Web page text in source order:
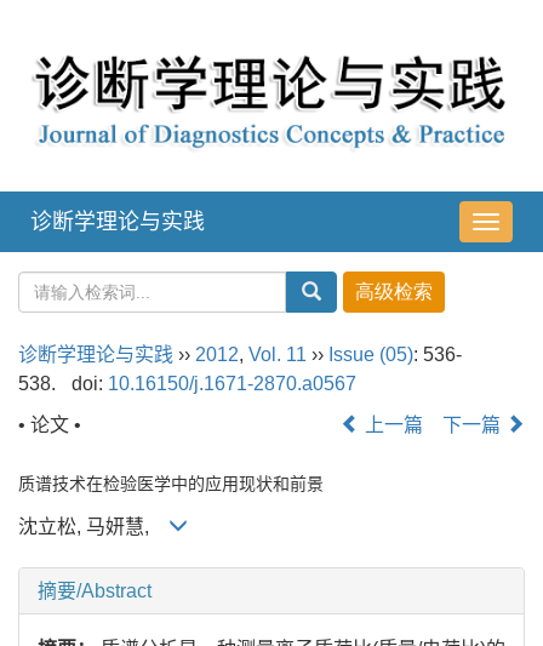
导
航
诊断学理论与实践
诊断学理论与实践 ›› 2012, Vol. 11 ›› Issue (05): 536-
538.
doi: 10.16150/j.1671-2870.a0567
• 论文 •
上一篇 下一篇
质谱技术在检验医学中的应用现状和前景
沈立松, 马妍慧,
摘要/Abstract